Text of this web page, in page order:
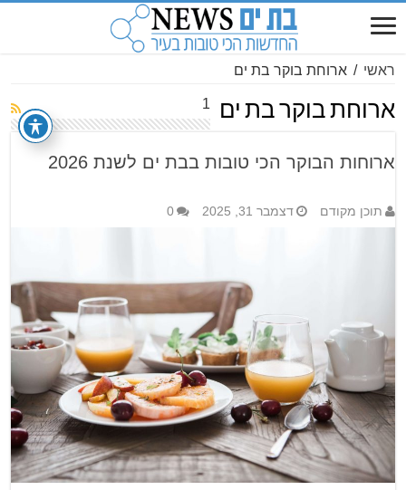
ראשי / ארוחת בוקר בת ים
1 ארוחת בוקר בת ים
ארוחות הבוקר הכי טובות בבת ים לשנת 2026
תוכן מקודם דצמבר 31, 2025 0